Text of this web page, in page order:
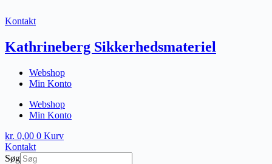
til
Kontakt
Kathrineberg Sikkerhedsmateriel
Webshop
Min Konto
Webshop
Min Konto
kr. 0,00 0 Kurv
Kontakt
Søg